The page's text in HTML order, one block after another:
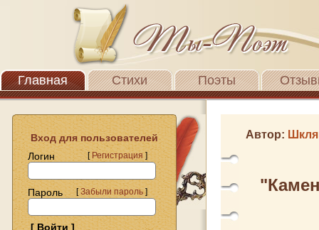
Главная Стихи Поэты
Вход для пользователей
Логин
[Регистрация]
Пароль [Забыли пароль]
Автор: